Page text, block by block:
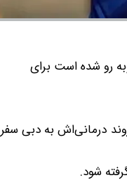
رو شده است برای
درمانی‌اش به دبی سفر
شود.